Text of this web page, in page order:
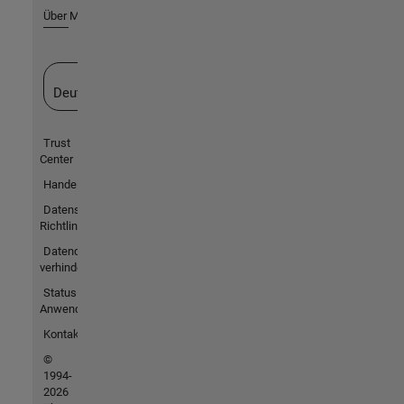
Über MathWorks
Deutschland
Trust
Center
Handelsmarken
Datenschutz-
Richtlinien
Datendiebstahl
verhindern
Status von
Anwendungen
Kontakt
©
1994-
2026